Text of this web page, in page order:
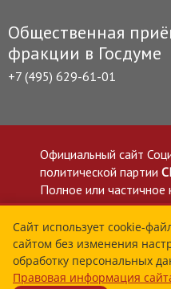
Общественная
фракции в Госдуме
+7 (495) 629-61-01
Официальный сайт
политической партии
Полное или частичное
приветствуется со
Политика в отношении
данных
Все материалы сайта
лицензии Creative
Сайт использует cookie-
сайтом без изменения
обработку персональных
Правовая информация